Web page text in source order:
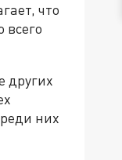
что
других
них